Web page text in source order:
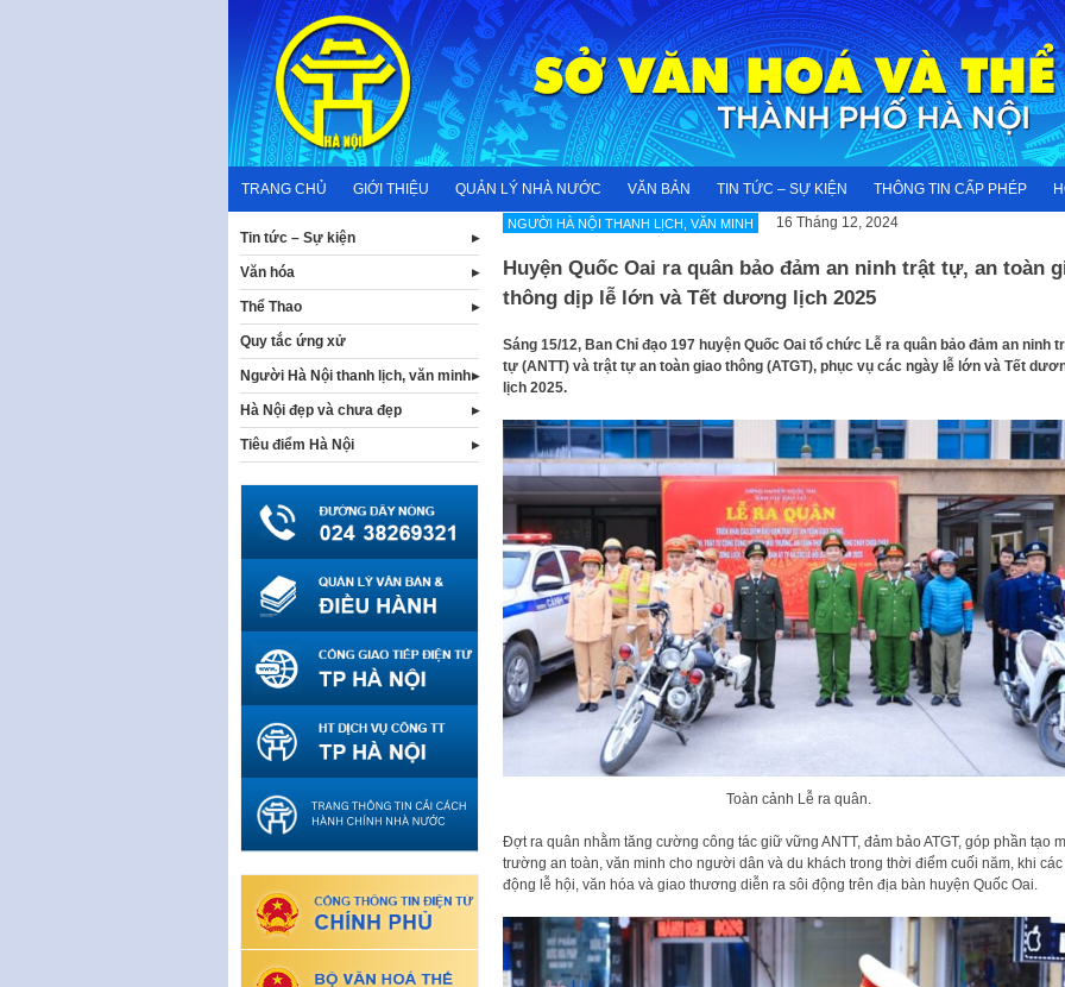
content
TRANG CHỦ GIỚI THIỆU QUẢN LÝ NHÀ NƯỚC VĂN BẢN TIN TỨC – SỰ KIỆN THÔNG TIN CẤP PHÉP
NGƯỜI HÀ NỘI THANH LỊCH, VĂN MINH 16 Tháng 12, 2024
Huyện Quốc Oai ra quân bảo đảm an ninh trật tự, an toàn
thông dịp lễ lớn và Tết dương lịch 2025
Sáng 15/12, Ban Chỉ đạo 197 huyện Quốc Oai tổ chức Lễ ra quân bảo đảm an ninh
tự (ANTT) và trật tự an toàn giao thông (ATGT), phục vụ các ngày lễ lớn và Tết
lịch 2025.
Toàn cảnh Lễ ra quân.
Đợt ra quân nhằm tăng cường công tác giữ vững ANTT, đảm bảo ATGT, góp phần tạo
trường an toàn, văn minh cho người dân và du khách trong thời điểm cuối năm, khi các
động lễ hội, văn hóa và giao thương diễn ra sôi động trên địa bàn huyện Quốc Oai.
Tin tức – Sự kiện
Văn hóa
Thể Thao
Quy tắc ứng xử
Người Hà Nội thanh lịch, văn minh
Hà Nội đẹp và chưa đẹp
Tiêu điểm Hà Nội